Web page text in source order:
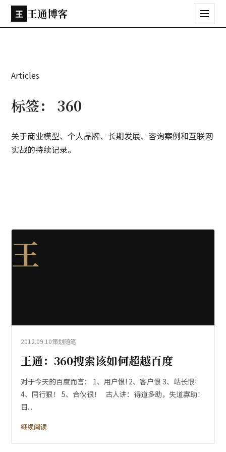
王 王通博客
Articles
标签： 360
关于商业模型、个人品牌、长期发展、咨询案例和互联网
实战的持续记录。
王
2012.09.10策划随笔
王通：360搜索该如何超越百度
对于今天的百度而言： 1、用户恨! 2、客户恨 3、站长恨!
4、同行狠！ 5、合伙很！ 古人讲：得道多助，失道寡助！
目...
继续阅读